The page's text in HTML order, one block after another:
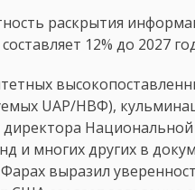
раскрытия
12% до 2027
UAP/НВФ),
и многих других в
выразил